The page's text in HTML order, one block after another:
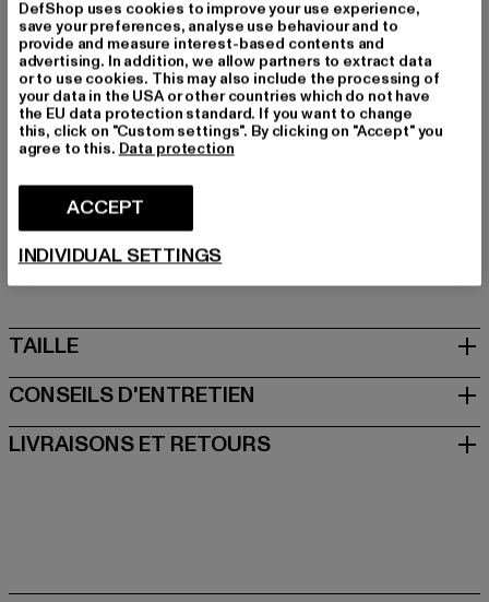
Marque: Bruno Banani
Catégorie: Sneakers Low
Couleur: schwarz
Couleur du fabricant: black
Matériau supérieur: autre matière
Art.Nr: H57-3645-00007
Fabricant: Noctane |Nando@noctane-distributions.com
Am Hof 41683 | 1100 Vienna | AT
TAILLE
CONSEILS D'ENTRETIEN
LIVRAISONS ET RETOURS
DefShop uses cookies to improve your use experience,
save your preferences, analyse use behaviour and to
provide and measure interest-based contents and
advertising. In addition, we allow partners to extract data
or to use cookies. This may also include the processing of
your data in the USA or other countries which do not have
the EU data protection standard. If you want to change
this, click on "Custom settings". By clicking on "Accept" you
agree to this. Data protection
ACCEPT
INDIVIDUAL SETTINGS